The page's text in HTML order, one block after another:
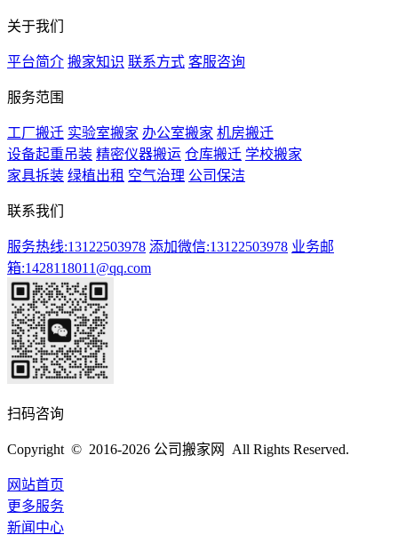
关于我们
平台简介 搬家知识 联系方式 客服咨询
服务范围
工厂搬迁 实验室搬家 办公室搬家 机房搬迁
设备起重吊装 精密仪器搬运 仓库搬迁 学校搬家
家具拆装 绿植出租 空气治理 公司保洁
联系我们
服务热线:13122503978 添加微信:13122503978 业务邮
箱:1428118011@qq.com
扫码咨询
Copyright © 2016-2026 公司搬家网 All Rights Reserved.
网站首页
更多服务
新闻中心